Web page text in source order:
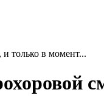
только в момент...